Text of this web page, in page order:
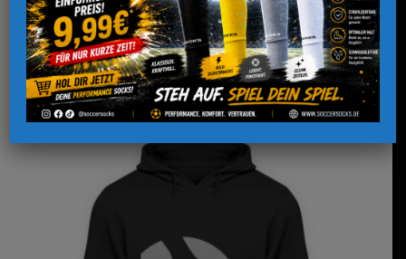
36,00€
zzgl. Versandkosten
Lieferzeit:2-3 Werktage